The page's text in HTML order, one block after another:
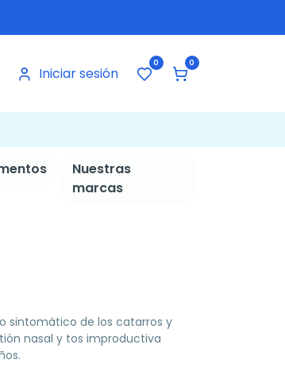
Iniciar sesión
0 0
Nuestras
marcas
sintomático de los catarros y
nasal y tos improductiva